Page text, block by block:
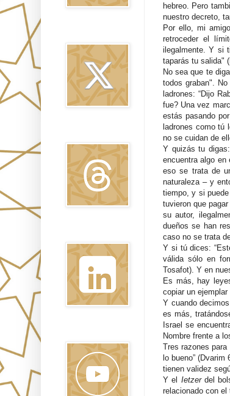
hebreo. Pero
nuestro decreto,
Por ello, mi
retroceder el
ilegalmente. Y si
taparás tu salida"
No sea que te
todos graban".
ladrones: “Dijo
fue? Una vez
estás pasando
ladrones como tú
no se cuidan de
Y quizás tu
encuentra algo en
eso se trata de
naturaleza – y
tiempo, y si
tuvieron que
su autor,
dueños se han
caso no se trata
Y si tú dices:
válida sólo en
Tosafot). Y en
Es más, hay
copiar un
Y cuando
es más,
Israel se
Nombre frente a
Tres razones
lo bueno” (Dvarim
tienen validez
Y el Ietzerdel
relacionado con el